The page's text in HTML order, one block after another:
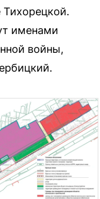
именами
войны,